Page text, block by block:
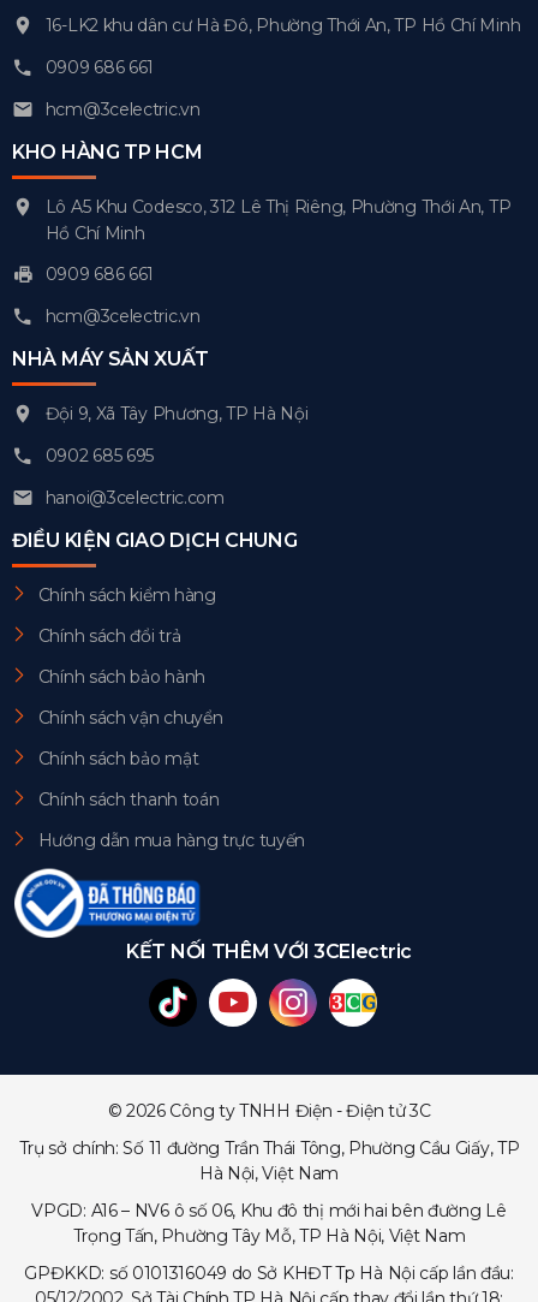
16-LK2 khu dân cư Hà Đô, Phường Thới An, TP Hồ Chí Minh
0909 686 661
hcm@3celectric.vn
KHO HÀNG TP HCM
Lô A5 Khu Codesco, 312 Lê Thị Riêng, Phường Thới An, TP
Hồ Chí Minh
0909 686 661
hcm@3celectric.vn
NHÀ MÁY SẢN XUẤT
Đội 9, Xã Tây Phương, TP Hà Nội
0902 685 695
hanoi@3celectric.com
ĐIỀU KIỆN GIAO DỊCH CHUNG
Chính sách kiểm hàng
Chính sách đổi trả
Chính sách bảo hành
Chính sách vận chuyển
Chính sách bảo mật
Chính sách thanh toán
Hướng dẫn mua hàng trực tuyến
KẾT NỐI THÊM VỚI 3CElectric
© 2026 Công ty TNHH Điện - Điện tử 3C
Trụ sở chính: Số 11 đường Trần Thái Tông, Phường Cầu Giấy, TP
Hà Nội, Việt Nam
VPGD: A16 – NV6 ô số 06, Khu đô thị mới hai bên đường Lê
Trọng Tấn, Phường Tây Mỗ, TP Hà Nội, Việt Nam
GPĐKKD: số 0101316049 do Sở KHĐT Tp Hà Nội cấp lần đầu: